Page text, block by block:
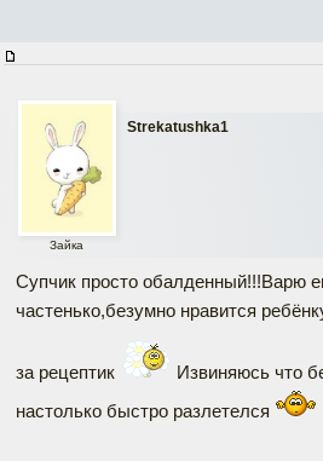
Strekatushka1
Зайка
Супчик просто обалденный!!!Варю
частенько,безумно нравится
за рецептик
Извиняюсь что
настолько быстро разлетелся